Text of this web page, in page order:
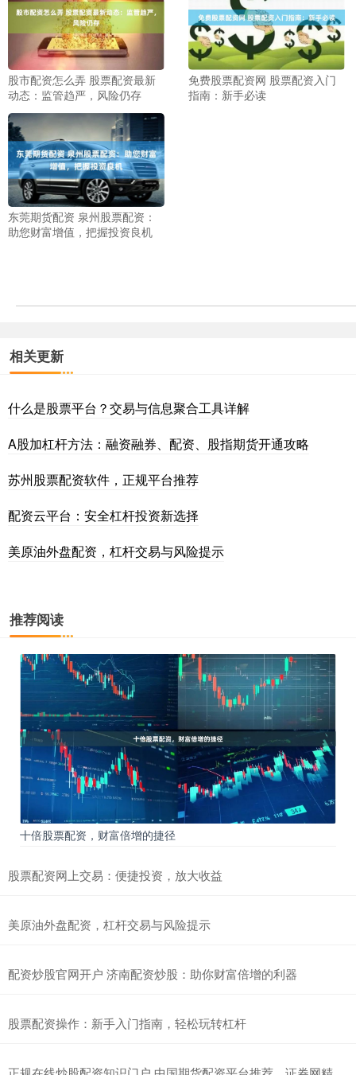
股市配资怎么弄 股票配资最新
动态：监管趋严，风险仍存
免费股票配资网 股票配资入门
指南：新手必读
东莞期货配资 泉州股票配资：
助您财富增值，把握投资良机
相关更新
什么是股票平台？交易与信息聚合工具详解
A股加杠杆方法：融资融券、配资、股指期货开通攻略
苏州股票配资软件，正规平台推荐
配资云平台：安全杠杆投资新选择
美原油外盘配资，杠杆交易与风险提示
推荐阅读
十倍股票配资，财富倍增的捷径
股票配资网上交易：便捷投资，放大收益
美原油外盘配资，杠杆交易与风险提示
配资炒股官网开户 济南配资炒股：助你财富倍增的利器
股票配资操作：新手入门指南，轻松玩转杠杆